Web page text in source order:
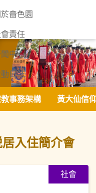
嗇色園
責任
中心
日誌
我們
事務架構 黃大仙信
入住簡介會
社會